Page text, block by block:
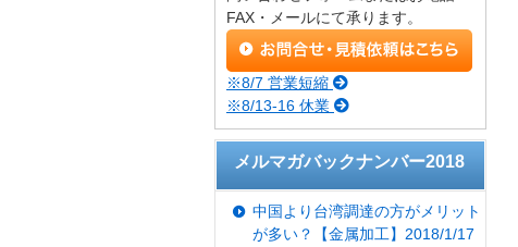
FAX・メールにて承ります。
※8/7 営業短縮
※8/13-16 休業
メルマガバックナンバー2018
中国より台湾調達の方がメリット
が多い？【金属加工】2018/1/17